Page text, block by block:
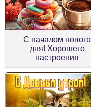
С началом нового
дня! Хорошего
настроения